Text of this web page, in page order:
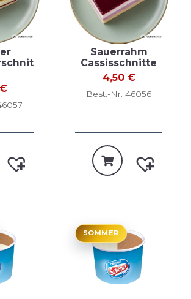
€
Sauerrahm
Cassisschnitte
4,50 €
Best.-Nr: 46056
SOMMER